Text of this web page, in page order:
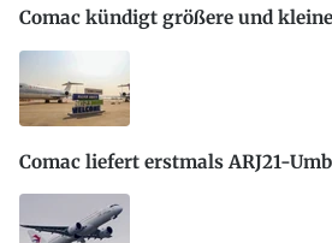
Comac kündigt größere und
Comac liefert erstmals ARJ21-